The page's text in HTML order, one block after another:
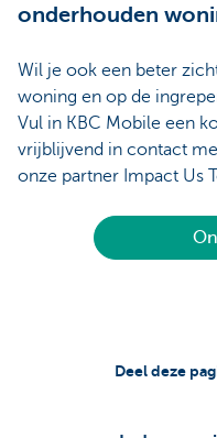
onderhouden
Wil je ook een beter
woning en op de
Vul in KBC Mobile een
vrijblijvend in contact
onze partner Impact Us
Deel deze